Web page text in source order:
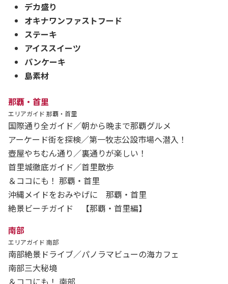
デカ盛り
オキナワンファストフード
ステーキ
アイススイーツ
パンケーキ
島素材
那覇・首里
エリアガイド 那覇・首里
国際通り全ガイド／朝から晩まで那覇グルメ
アーケード街を探検／第一牧志公設市場へ潜入！
壺屋やちむん通り／裏通りが楽しい！
首里城徹底ガイド／首里散歩
＆ココにも！ 那覇・首里
沖縄メイドをおみやげに 那覇・首里
絶景ビーチガイド 【那覇・首里編】
南部
エリアガイド 南部
南部絶景ドライブ／パノラマビューの海カフェ
南部三大秘境
＆ココにも！ 南部